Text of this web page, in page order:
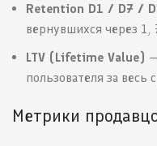
Retention D1 / D7 /
вернувшихся через 1,
LTV (Lifetime Value)
пользователя за весь
Метрики